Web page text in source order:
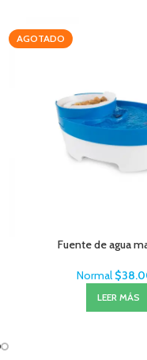
AGOTADO
Fuente de agua
Normal $
LEER MÁS